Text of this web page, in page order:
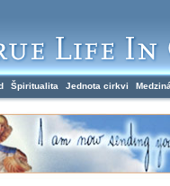
Špiritualita Jednota cirkvi